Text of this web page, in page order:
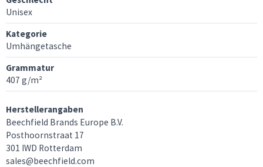
Unisex
Kategorie
Umhängetasche
Grammatur
407 g/m²
Herstellerangaben
Beechfield Brands Europe B.V.
Posthoornstraat 17
301 IWD Rotterdam
sales@beechfield.com